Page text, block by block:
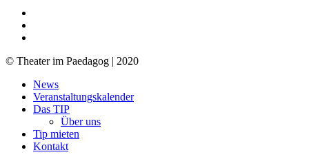
© Theater im Paedagog | 2020
Close
Menu
News
Veranstaltungskalender
Das TIP
Über uns
Tip mieten
Kontakt